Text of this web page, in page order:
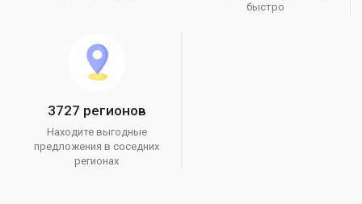
быстро
3727 регионов
Находите выгодные
предложения в соседних
регионах